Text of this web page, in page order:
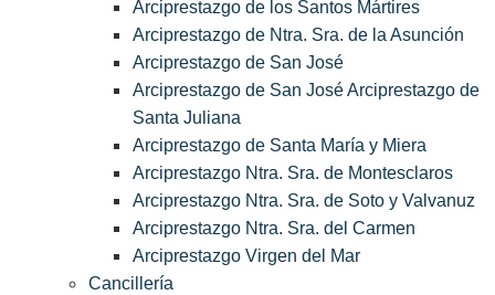
Arciprestazgo de los Santos Mártires
Arciprestazgo de Ntra. Sra. de la Asunción
Arciprestazgo de San José
Arciprestazgo de San José Arciprestazgo de
Santa Juliana
Arciprestazgo de Santa María y Miera
Arciprestazgo Ntra. Sra. de Montesclaros
Arciprestazgo Ntra. Sra. de Soto y Valvanuz
Arciprestazgo Ntra. Sra. del Carmen
Arciprestazgo Virgen del Mar
Cancillería